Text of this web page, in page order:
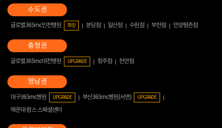
글로벌365mc인천병원 확장 분당점 일산점 수원점 부천점 안양평촌점
글로벌365mc대전병원 UPGRADE 청주점 천안점
대구365mc병원 UPGRADE 부산365mc병원(서면) UPGRADE
해운대 람스 스페셜센터